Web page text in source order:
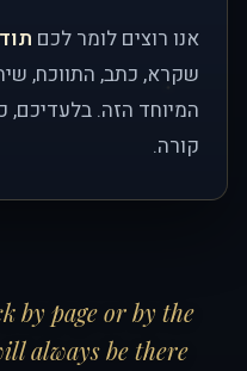
אנו רוצים לומר לכם
שקרא, כתב, התווכח,
המיוחד הזה.
קורה.
by page or by the
always be there